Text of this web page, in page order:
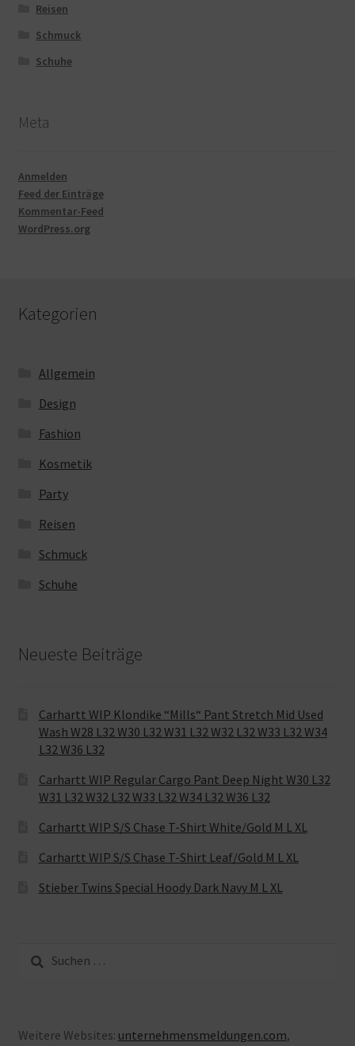
Reisen
Schmuck
Schuhe
Meta
Anmelden
Feed der Einträge
Kommentar-Feed
WordPress.org
Kategorien
Allgemein
Design
Fashion
Kosmetik
Party
Reisen
Schmuck
Schuhe
Neueste Beiträge
Carhartt WIP Klondike “Mills“ Pant Stretch Mid Used
Wash W28 L32 W30 L32 W31 L32 W32 L32 W33 L32 W34
L32 W36 L32
Carhartt WIP Regular Cargo Pant Deep Night W30 L32
W31 L32 W32 L32 W33 L32 W34 L32 W36 L32
Carhartt WIP S/S Chase T-Shirt White/Gold M L XL
Carhartt WIP S/S Chase T-Shirt Leaf/Gold M L XL
Stieber Twins Special Hoody Dark Navy M L XL
nach:
Weitere Websites: unternehmensmeldungen.com,